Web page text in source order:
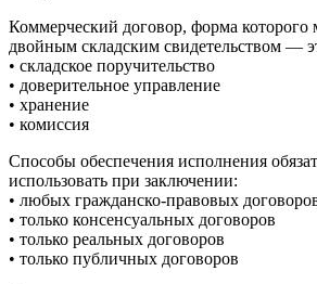
Коммерческий договор, форма
двойным складским свидетельством —
• складское поручительство
• доверительное управление
• хранение
• комиссия
Способы обеспечения исполнения
использовать при заключении:
• любых гражданско-правовых
• только консенсуальных договоров
• только реальных договоров
• только публичных договоров